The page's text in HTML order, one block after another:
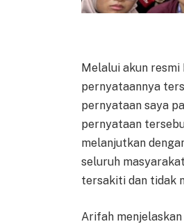
Melalui akun resmi
pernyataannya
pernyataan saya
pernyataan
melanjutkan
seluruh
tersakiti dan tidak
Arifah